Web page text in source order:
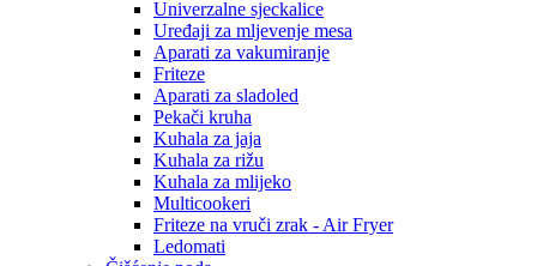
Univerzalne sjeckalice
Uređaji za mljevenje mesa
Aparati za vakumiranje
Friteze
Aparati za sladoled
Pekači kruha
Kuhala za jaja
Kuhala za rižu
Kuhala za mlijeko
Multicookeri
Friteze na vruči zrak - Air Fryer
Ledomati